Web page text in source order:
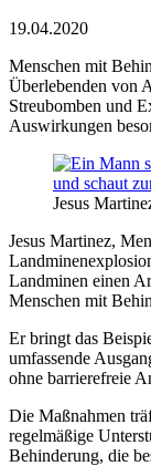
19.04.2020
Menschen mit
Überlebenden von
Streubomben und
Auswirkungen
Jesus
Jesus Martinez,
Landminen einen
Menschen mit
Er bringt das
umfassende
ohne barrierefreie
Die Maßnahmen
regelmäßige
Behinderung, die